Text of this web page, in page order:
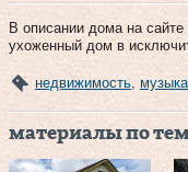
В описании дома на сайте
ухоженный дом в
недвижимость музыка
материалы по